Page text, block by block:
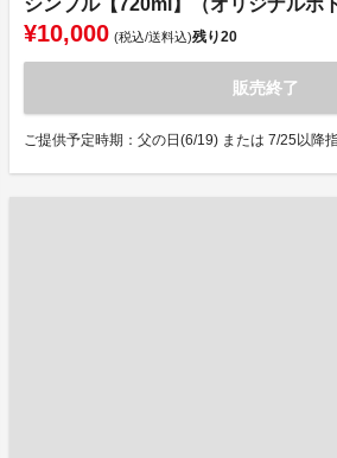
シンプル【720ml】（オリジナルボ
¥10,000 (税込/送料込)残り20
販売終了
ご提供予定時期：父の日(6/19) または 7/25以降